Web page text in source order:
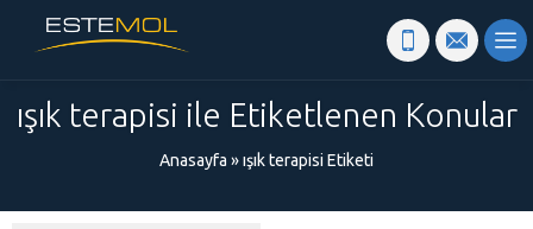
ışık terapisi ile Etiketlenen Konular
Anasayfa »ışık terapisi Etiketi